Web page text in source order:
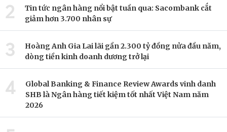
2
Tin tức ngân hàng nổi bật tuần qua: Sacombank cắt
giảm hơn 3.700 nhân sự
3
Hoàng Anh Gia Lai lãi gần 2.300 tỷ đồng nửa đầu năm,
dòng tiền kinh doanh dương trở lại
4
Global Banking & Finance Review Awards vinh danh
SHB là Ngân hàng tiết kiệm tốt nhất Việt Nam năm
2026